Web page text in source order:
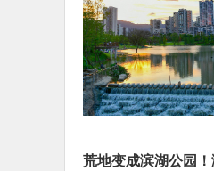
荒地变成滨湖公园